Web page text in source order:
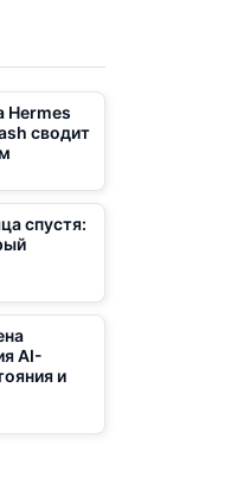
Hermes
сводит
спустя:
AI-
и